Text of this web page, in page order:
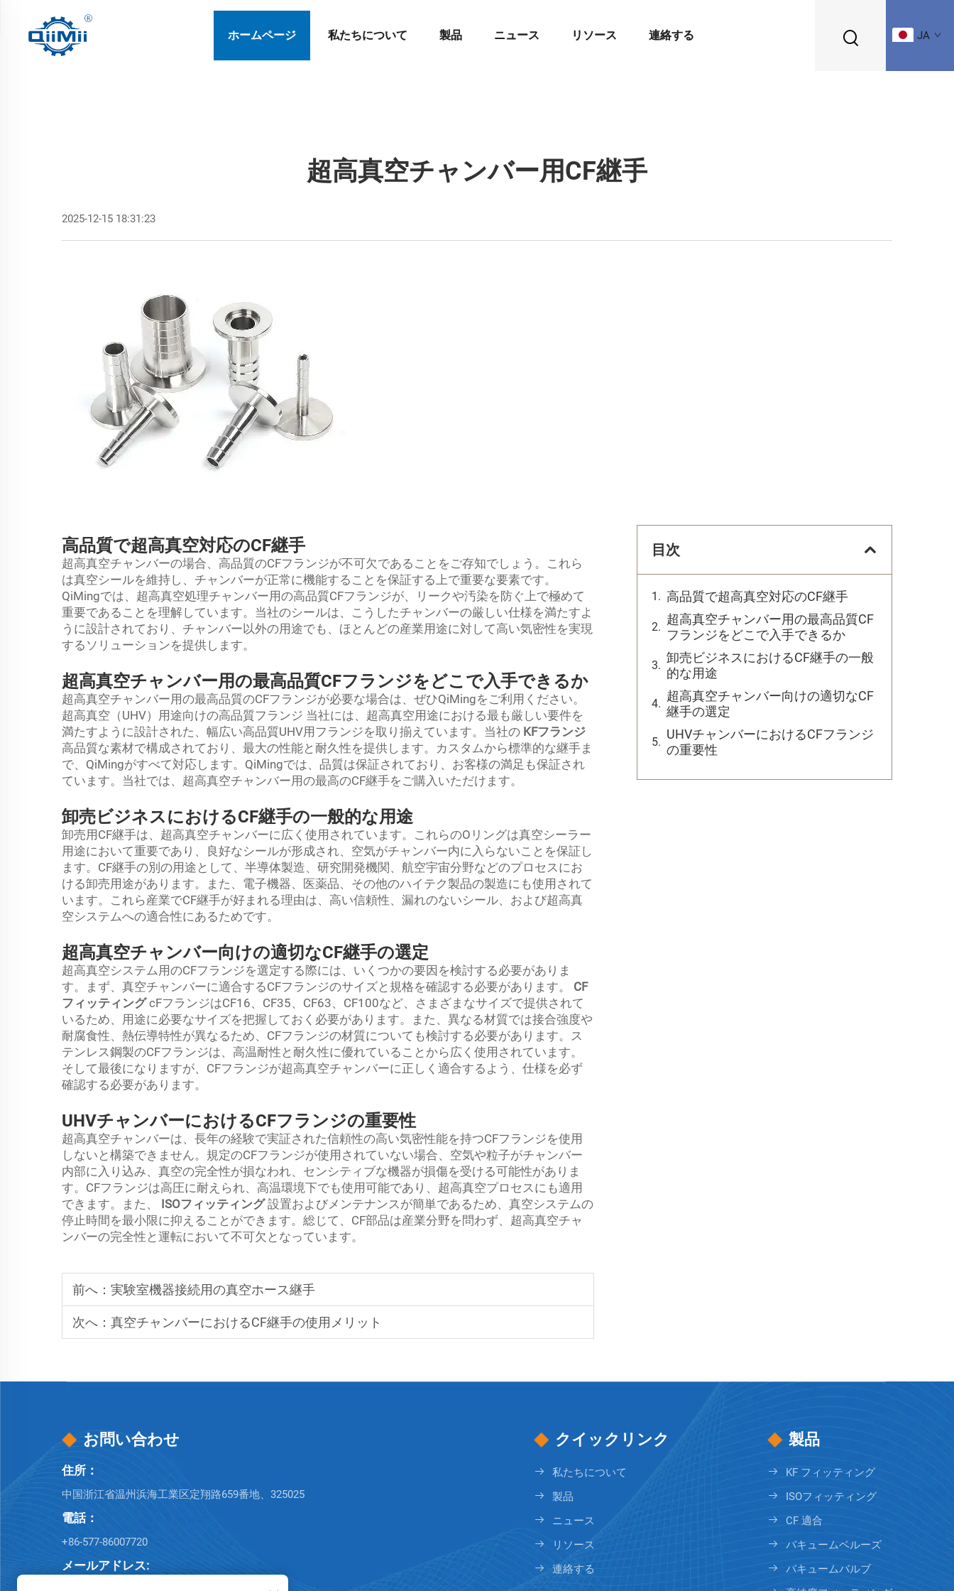
ホームページ 私たちについて 製品 ニュース リソース 連絡する JA
超高真空チャンバー用CF継手
2025-12-15 18:31:23
高品質で超高真空対応のCF継手
超高真空チャンバーの場合、高品質のCFフランジが不可欠であることをご存知でしょう。これら
は真空シールを維持し、チャンバーが正常に機能することを保証する上で重要な要素です。
QiMingでは、超高真空処理チャンバー用の高品質CFフランジが、リークや汚染を防ぐ上で極めて
重要であることを理解しています。当社のシールは、こうしたチャンバーの厳しい仕様を満たすよ
うに設計されており、チャンバー以外の用途でも、ほとんどの産業用途に対して高い気密性を実現
するソリューションを提供します。
超高真空チャンバー用の最高品質CFフランジをどこで入手できるか
超高真空チャンバー用の最高品質のCFフランジが必要な場合は、ぜひQiMingをご利用ください。
超高真空（UHV）用途向けの高品質フランジ 当社には、超高真空用途における最も厳しい要件を
満たすように設計された、幅広い高品質UHV用フランジを取り揃えています。当社の KFフランジ
高品質な素材で構成されており、最大の性能と耐久性を提供します。カスタムから標準的な継手ま
で、QiMingがすべて対応します。QiMingでは、品質は保証されており、お客様の満足も保証され
ています。当社では、超高真空チャンバー用の最高のCF継手をご購入いただけます。
卸売ビジネスにおけるCF継手の一般的な用途
卸売用CF継手は、超高真空チャンバーに広く使用されています。これらのOリングは真空シーラー
用途において重要であり、良好なシールが形成され、空気がチャンバー内に入らないことを保証し
ます。CF継手の別の用途として、半導体製造、研究開発機関、航空宇宙分野などのプロセスにお
ける卸売用途があります。また、電子機器、医薬品、その他のハイテク製品の製造にも使用されて
います。これら産業でCF継手が好まれる理由は、高い信頼性、漏れのないシール、および超高真
空システムへの適合性にあるためです。
超高真空チャンバー向けの適切なCF継手の選定
超高真空システム用のCFフランジを選定する際には、いくつかの要因を検討する必要がありま
す。まず、真空チャンバーに適合するCFフランジのサイズと規格を確認する必要があります。 CF
フィッティングcFフランジはCF16、CF35、CF63、CF100など、さまざまなサイズで提供されて
いるため、用途に必要なサイズを把握しておく必要があります。また、異なる材質では接合強度や
耐腐食性、熱伝導特性が異なるため、CFフランジの材質についても検討する必要があります。ス
テンレス鋼製のCFフランジは、高温耐性と耐久性に優れていることから広く使用されています。
そして最後になりますが、CFフランジが超高真空チャンバーに正しく適合するよう、仕様を必ず
確認する必要があります。
UHVチャンバーにおけるCFフランジの重要性
超高真空チャンバーは、長年の経験で実証された信頼性の高い気密性能を持つCFフランジを使用
しないと構築できません。規定のCFフランジが使用されていない場合、空気や粒子がチャンバー
内部に入り込み、真空の完全性が損なわれ、センシティブな機器が損傷を受ける可能性がありま
す。CFフランジは高圧に耐えられ、高温環境下でも使用可能であり、超高真空プロセスにも適用
できます。また、 ISOフィッティング設置およびメンテナンスが簡単であるため、真空システムの
停止時間を最小限に抑えることができます。総じて、CF部品は産業分野を問わず、超高真空チャ
ンバーの完全性と運転において不可欠となっています。
前へ： 実験室機器接続用の真空ホース継手
次へ： 真空チャンバーにおけるCF継手の使用メリット
目次
高品質で超高真空対応のCF継手
超高真空チャンバー用の最高品質CF
フランジをどこで入手できるか
卸売ビジネスにおけるCF継手の一般
的な用途
超高真空チャンバー向けの適切なCF
継手の選定
UHVチャンバーにおけるCFフランジ
の重要性
お問い合わせ
住所：
中国浙江省温州浜海工業区定翔路659番地、325025
電話：
+86-577-86007720
メールアドレス:
クイックリンク
私たちについて
製品
ニュース
リソース
連絡する
製品
KF フィッティング
ISOフィッティング
CF 適合
バキュームベルーズ
バキュームバルブ